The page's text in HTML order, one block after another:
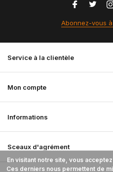
Abonnez-vous
Service à la clientèle
Mon compte
Informations
Sceaux d'agrément
En visitant notre site, vous
Ces derniers nous permettent de